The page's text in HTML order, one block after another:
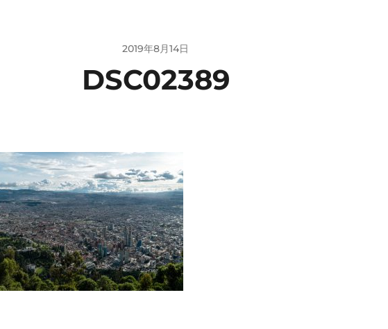
2019年8月14日
DSC02389